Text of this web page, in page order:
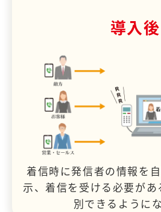
導入後
着信時に発信者の情報を
示、着信を受ける必要が
別できるように